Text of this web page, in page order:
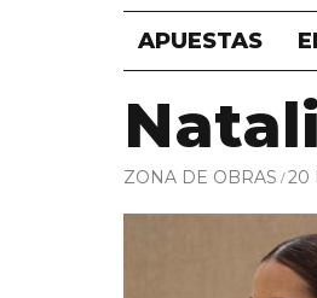
APUESTAS
ZONA DE OBRAS 20